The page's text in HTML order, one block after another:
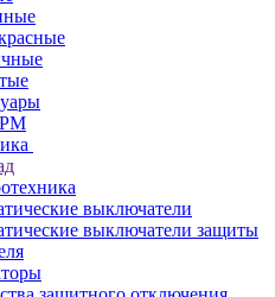
выключатели
выключатели защиты